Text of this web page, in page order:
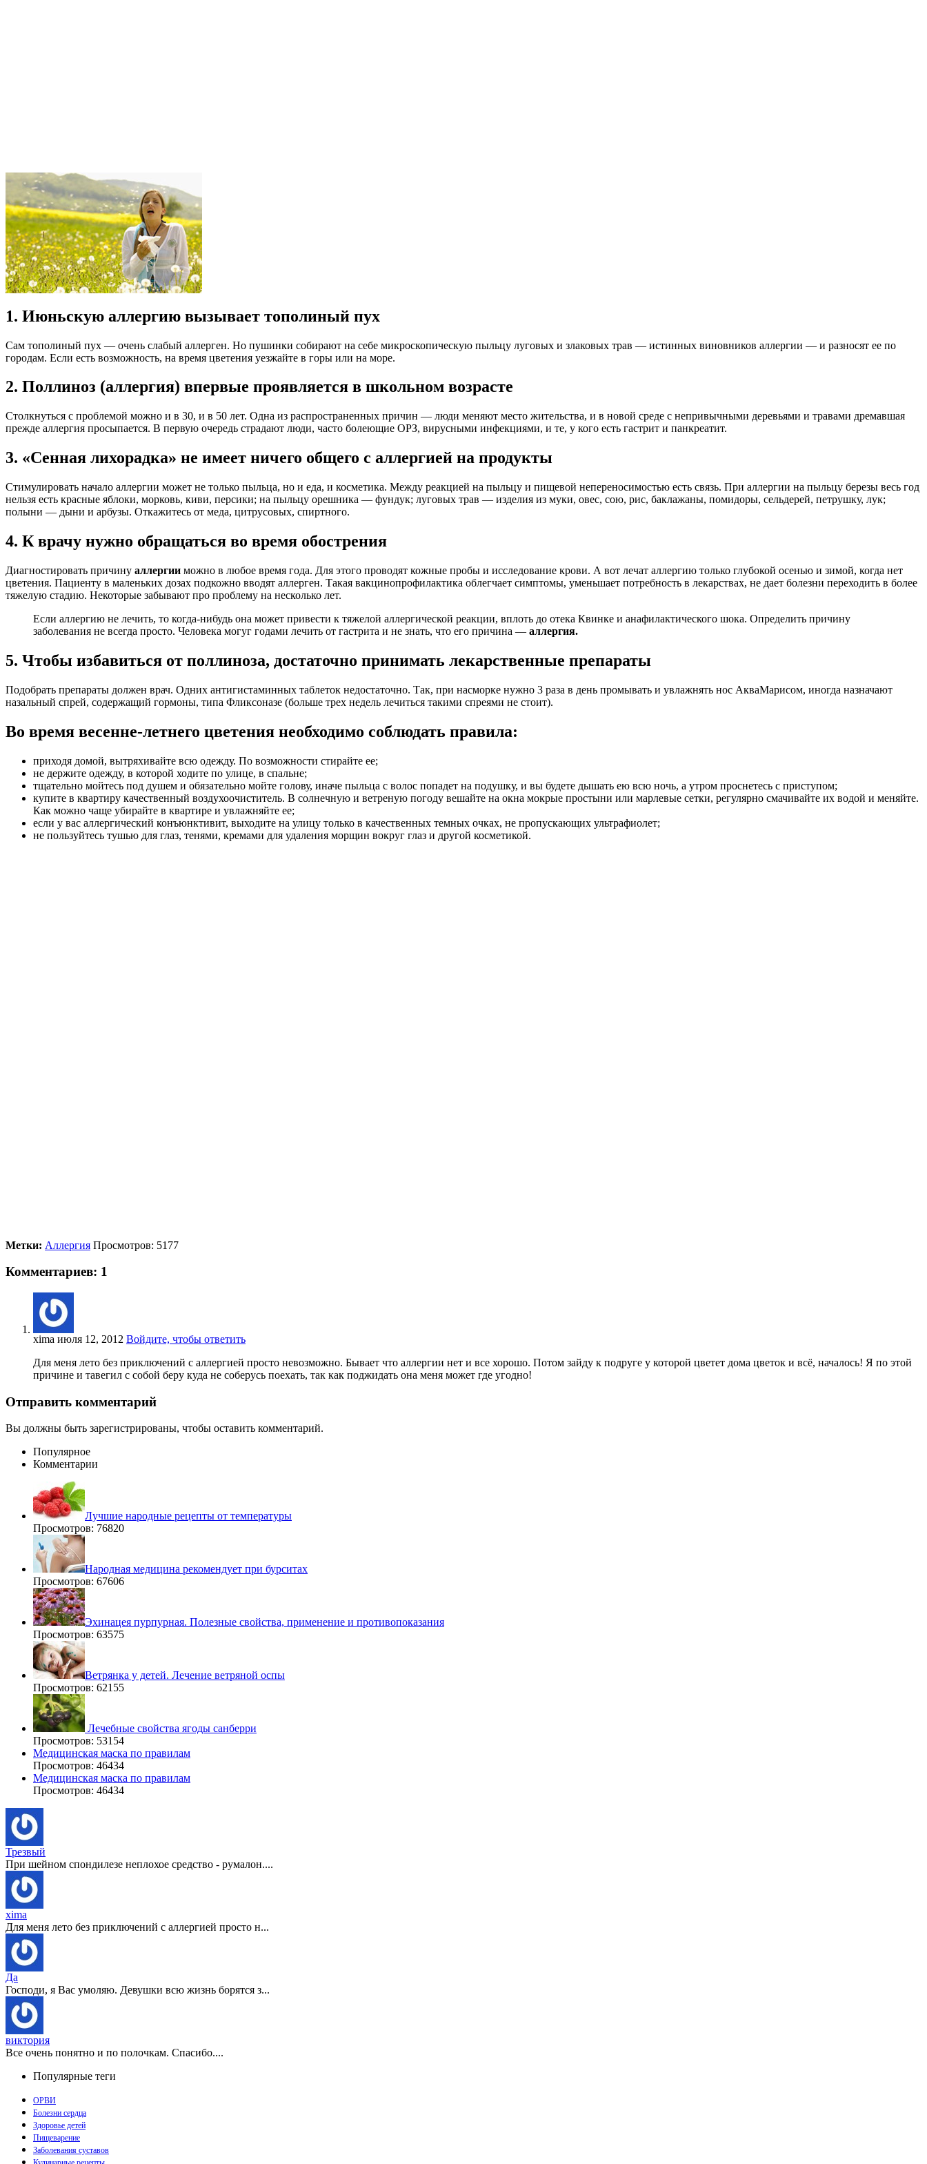
1. Июньскую аллергию вызывает тополиный пух
Сам тополиный пух — очень слабый аллерген. Но пушинки собирают на себе микроскопическую пыльцу луговых и злаковых трав — истинных виновников аллергии — и разносят ее по
городам. Если есть возможность, на время цветения уезжайте в горы или на море.
2. Поллиноз (аллергия) впервые проявляется в школьном возрасте
Столкнуться с проблемой можно и в 30, и в 50 лет. Одна из распространенных причин — люди меняют место жительства, и в новой среде с непривычными деревьями и травами дремавшая
прежде аллергия просыпается. В первую очередь страдают люди, часто болеющие ОРЗ, вирусными инфекциями, и те, у кого есть гастрит и панкреатит.
3. «Сенная лихорадка» не имеет ничего общего с аллергией на продукты
Стимулировать начало аллергии может не только пыльца, но и еда, и косметика. Между реакцией на пыльцу и пищевой непереносимостью есть связь. При аллергии на пыльцу березы весь год
нельзя есть красные яблоки, морковь, киви, персики; на пыльцу орешника — фундук; луговых трав — изделия из муки, овес, сою, рис, баклажаны, помидоры, сельдерей, петрушку, лук;
полыни — дыни и арбузы. Откажитесь от меда, цитрусовых, спиртного.
4. К врачу нужно обращаться во время обострения
Диагностировать причину аллергии можно в любое время года. Для этого проводят кожные пробы и исследование крови. А вот лечат аллергию только глубокой осенью и зимой, когда нет
цветения. Пациенту в маленьких дозах подкожно вводят аллерген. Такая вакцинопрофилактика облегчает симптомы, уменьшает потребность в лекарствах, не дает болезни переходить в более
тяжелую стадию. Некоторые забывают про проблему на несколько лет.
Если аллергию не лечить, то когда-нибудь она может привести к тяжелой аллергической реакции, вплоть до отека Квинке и анафилактического шока. Определить причину
заболевания не всегда просто. Человека могуг годами лечить от гастрита и не знать, что его причина — аллергия.
5. Чтобы избавиться от поллиноза, достаточно принимать лекарственные препараты
Подобрать препараты должен врач. Одних антигистаминных таблеток недостаточно. Так, при насморке нужно 3 раза в день промывать и увлажнять нос АкваМарисом, иногда назначают
назальный спрей, содержащий гормоны, типа Фликсоназе (больше трех недель лечиться такими спреями не стоит).
Во время весенне-летнего цветения необходимо соблюдать правила:
приходя домой, вытряхивайте всю одежду. По возможности стирайте ее;
не держите одежду, в которой ходите по улице, в спальне;
тщательно мойтесь под душем и обязательно мойте голову, иначе пыльца с волос попадет на подушку, и вы будете дышать ею всю ночь, а утром проснетесь с приступом;
купите в квартиру качественный воздухоочиститель. В солнечную и ветреную погоду вешайте на окна мокрые простыни или марлевые сетки, регулярно смачивайте их водой и меняйте.
Как можно чаще убирайте в квартире и увлажняйте ее;
если у вас аллергический конъюнктивит, выходите на улицу только в качественных темных очках, не пропускающих ультрафиолет;
не пользуйтесь тушью для глаз, тенями, кремами для удаления морщин вокруг глаз и другой косметикой.
Метки: Аллергия Просмотров: 5177
Комментариев: 1
xima июля 12, 2012 Войдите, чтобы ответить
Для меня лето без приключений с аллергией просто невозможно. Бывает что аллергии нет и все хорошо. Потом зайду к подруге у которой цветет дома цветок и всё, началось! Я по этой
причине и тавегил с собой беру куда не соберусь поехать, так как поджидать она меня может где угодно!
Отправить комментарий
Вы должны быть зарегистрированы, чтобы оставить комментарий.
Популярное
Комментарии
Лучшие народные рецепты от температуры
Просмотров: 76820
Народная медицина рекомендует при бурситах
Просмотров: 67606
Эхинацея пурпурная. Полезные свойства, применение и противопоказания
Просмотров: 63575
Ветрянка у детей. Лечение ветряной оспы
Просмотров: 62155
Лечебные свойства ягоды санберри
Просмотров: 53154
Медицинская маска по правилам
Просмотров: 46434
Медицинская маска по правилам
Просмотров: 46434
Трезвый
При шейном спондилезе неплохое средство - румалон....
xima
Для меня лето без приключений с аллергией просто н...
Да
Господи, я Вас умоляю. Девушки всю жизнь борятся з...
виктория
Все очень понятно и по полочкам. Спасибо....
Популярные теги
ОРВИ
Болезни сердца
Здоровье детей
Пищеварение
Заболевания суставов